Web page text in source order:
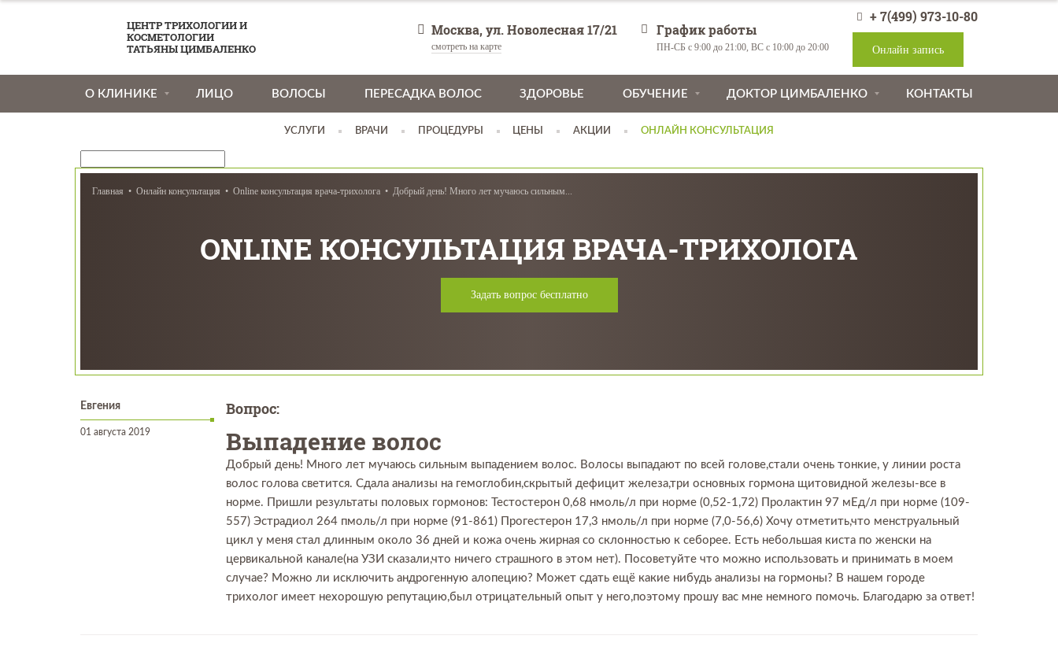
ЦЕНТР ТРИХОЛОГИИ И
КОСМЕТОЛОГИИ
ТАТЬЯНЫ ЦИМБАЛЕНКО
Москва, ул. Новолесная 17/21
смотреть на карте
График работы
ПН-СБ с 9:00 до 21:00, ВС с 10:00 до 20:00
+ 7(499) 973-10-80
Онлайн запись
О КЛИНИКЕ ЛИЦО ВОЛОСЫ ПЕРЕСАДКА ВОЛОС ЗДОРОВЬЕ ОБУЧЕНИЕ ДОКТОР ЦИМБАЛЕНКО КОНТАКТЫ
УСЛУГИ ВРАЧИ ПРОЦЕДУРЫ ЦЕНЫ АКЦИИ ОНЛАЙН КОНСУЛЬТАЦИЯ
Главная Онлайн консультация Online консультация врача-трихолога Добрый день! Много лет мучаюсь сильным...
ONLINE КОНСУЛЬТАЦИЯ ВРАЧА-ТРИХОЛОГА
Задать вопрос бесплатно
Евгения
01 августа 2019
Вопрос:
Выпадение волос
Добрый день! Много лет мучаюсь сильным выпадением волос. Волосы выпадают по всей голове,стали очень тонкие, у линии роста
волос голова светится. Сдала анализы на гемоглобин,скрытый дефицит железа,три основных гормона щитовидной железы-все в
норме. Пришли результаты половых гормонов: Тестостерон 0,68 нмоль/л при норме (0,52-1,72) Пролактин 97 мЕд/л при норме (109-
557) Эстрадиол 264 пмоль/л при норме (91-861) Прогестерон 17,3 нмоль/л при норме (7,0-56,6) Хочу отметить,что менструальный
цикл у меня стал длинным около 36 дней и кожа очень жирная со склонностью к себорее. Есть небольшая киста по женски на
цервикальной канале(на УЗИ сказали,что ничего страшного в этом нет). Посоветуйте что можно использовать и принимать в моем
случае? Можно ли исключить андрогенную алопецию? Может сдать ещё какие нибудь анализы на гормоны? В нашем городе
трихолог имеет нехорошую репутацию,был отрицательный опыт у него,поэтому прошу вас мне немного помочь. Благодарю за ответ!